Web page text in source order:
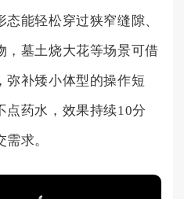
能轻松穿过狭窄缝隙、
，墓土烧大花等场景可借
弥补矮小体型的操作短
点药水，效果持续10分
求。